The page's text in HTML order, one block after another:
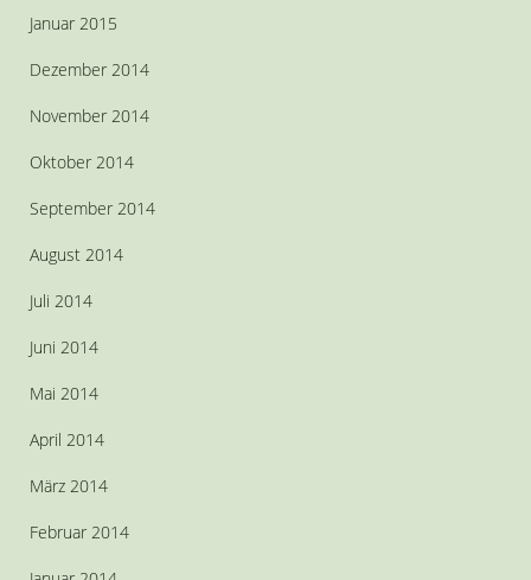
Januar 2015
Dezember 2014
November 2014
Oktober 2014
September 2014
August 2014
Juli 2014
Juni 2014
Mai 2014
April 2014
März 2014
Februar 2014